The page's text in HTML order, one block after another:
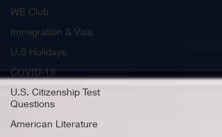
WE Club
Immigration & Visa
U.S Holidays
COVID-19
U.S. Citizenship Test
Questions
American Literature